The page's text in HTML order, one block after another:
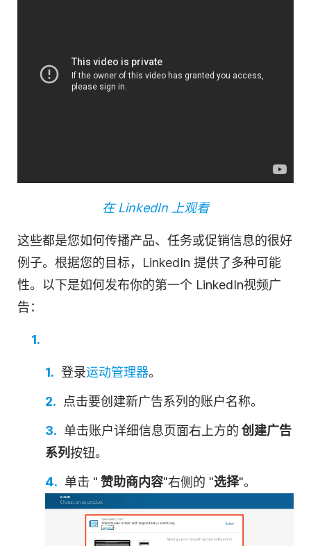
在 LinkedIn 上观看
这些都是您如何传播产品、任务或促销信息的很好
例子。根据您的目标，LinkedIn 提供了多种可能
性。以下是如何发布你的第一个 LinkedIn视频广
告：
登录运动管理器。
点击要创建新广告系列的账户名称。
单击账户详细信息页面右上方的 创建广告
系列按钮。
单击 " 赞助商内容"右侧的 "选择"。